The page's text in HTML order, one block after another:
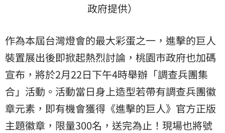
政府提供）
作為本屆台灣燈會的最大彩蛋之一，進擊的巨人
裝置展出後即掀起熱烈討論，桃園市政府也加碼
宣布，將於2月22日下午4時舉辦「調查兵團集
合」活動。活動當日身上造型若帶有調查兵團徽
章元素，即有機會獲得《進擊的巨人》官方正版
主題徽章，限量300名，送完為止！現場也將號